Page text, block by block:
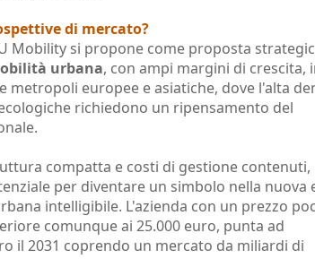
di mercato?
Mobility si propone come proposta
urbana, con ampi margini di crescita,
metropoli europee e asiatiche, dove l'alta
richiedono un ripensamento del
compatta e costi di gestione contenuti,
per diventare un simbolo nella nuova
intelligibile. L'azienda con un prezzo
comunque ai 25.000 euro, punta ad
il 2031 coprendo un mercato da miliardi di